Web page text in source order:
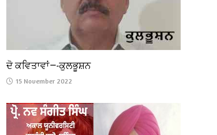
ਦੋ ਕਵਿਤਾਵਾਂ—-ਕੁਲਭੂਸ਼ਨ
15 November 2022